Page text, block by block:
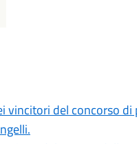
vincitori del concorso